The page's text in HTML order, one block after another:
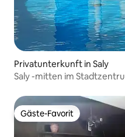
Privatunterkunft in Saly
Saly -mitten im
Gäste-Favorit
Gäste-Favorit